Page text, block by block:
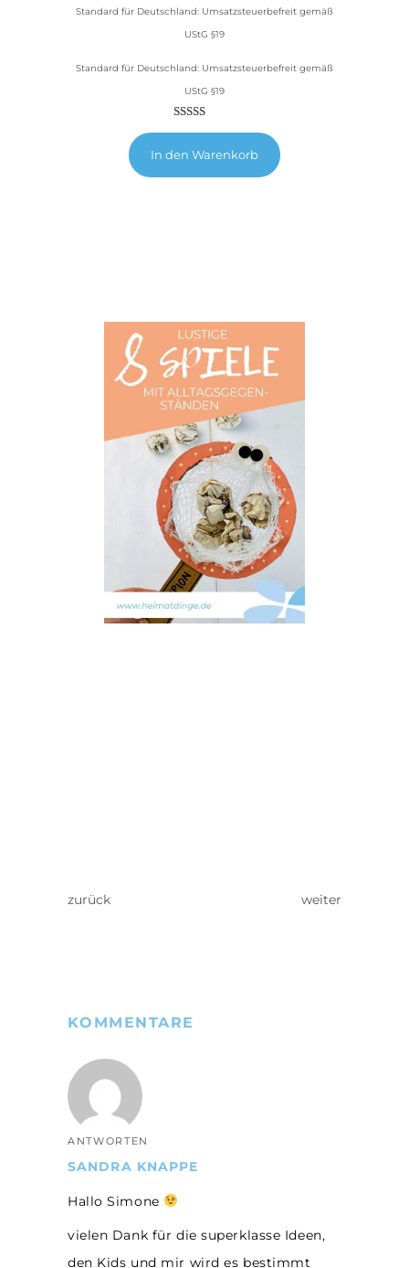
Standard für Deutschland: Umsatzsteuerbefreit gemäß
UStG §19
Standard für Deutschland: Umsatzsteuerbefreit gemäß
UStG §19
In den Warenkorb
zurück weiter
KOMMENTARE
ANTWORTEN
SANDRA KNAPPE
Hallo Simone
vielen Dank für die superklasse Ideen,
den Kids und mir wird es bestimmt